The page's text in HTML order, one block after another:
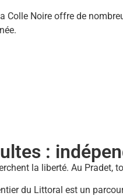
Colle Noire offre de
:
la liberté. Au Pradet,
du Littoral est un